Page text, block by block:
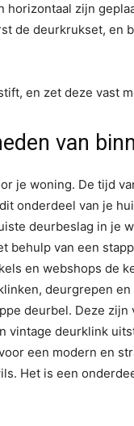
zijn
de deurkrukset, en
en zet deze vast
van
je woning. De tijd
onderdeel van je
deurbeslag in je
behulp van een
en webshops de
deurgrepen
deurbel. Deze zijn
vintage deurklink
een modern en
Het is een